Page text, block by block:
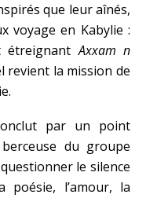
que leur aînés,
voyage en Kabylie :
étreignant Axxam n
revient la mission de
par un point
du groupe
le silence
l’amour, la